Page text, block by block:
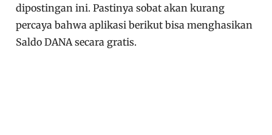
dipostingan ini. Pastinya sobat akan kurang
percaya bahwa aplikasi berikut bisa menghasikan
Saldo DANA secara gratis.